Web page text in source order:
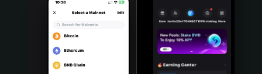
Português (Portugal)